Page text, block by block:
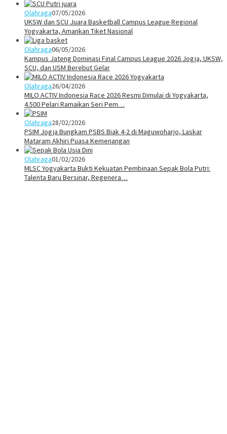
Olahraga07/05/2026
UKSW dan SCU Juara Basketball Campus League Regional
Yogyakarta, Amankan Tiket Nasional
Olahraga06/05/2026
Kampus Jateng Dominasi Final Campus League 2026 Jogja, UKSW,
SCU, dan USM Berebut Gelar
Olahraga26/04/2026
MILO ACTIV Indonesia Race 2026 Resmi Dimulai di Yogyakarta,
4.500 Pelari Ramaikan Seri Pem…
Olahraga28/02/2026
PSIM Jogja Bungkam PSBS Biak 4-2 di Maguwoharjo, Laskar
Mataram Akhiri Puasa Kemenangan
Olahraga01/02/2026
MLSC Yogyakarta Bukti Kekuatan Pembinaan Sepak Bola Putri:
Talenta Baru Bersinar, Regenera…